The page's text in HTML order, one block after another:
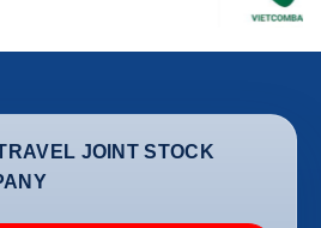
JOINT STOCK